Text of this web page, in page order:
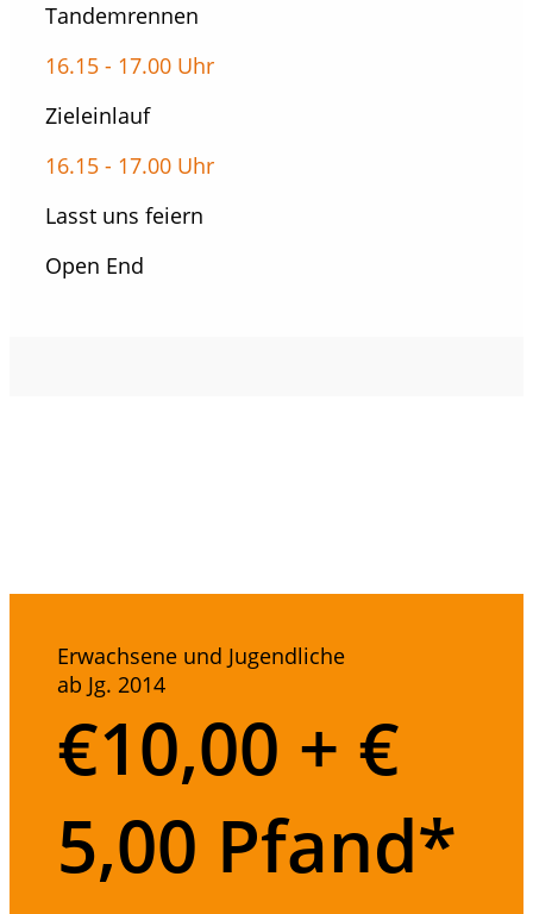
Tandemrennen
16.15 - 17.00 Uhr
Zieleinlauf
16.15 - 17.00 Uhr
Lasst uns feiern
Open End
Erwachsene und Jugendliche
ab Jg. 2014
€10,00 + €
5,00 Pfand*